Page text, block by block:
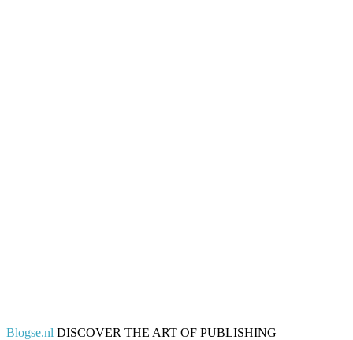
Blogse.nl DISCOVER THE ART OF PUBLISHING